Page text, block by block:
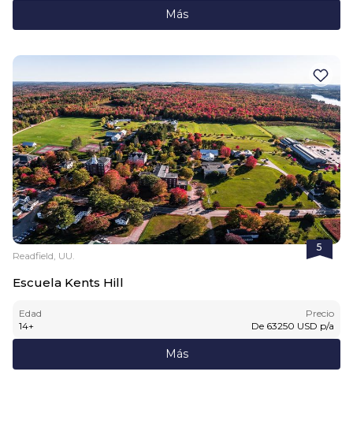
Más
5
Readfield, UU.
Escuela Kents Hill
Edad
14+
Precio
De 63250 USD p/a
Más